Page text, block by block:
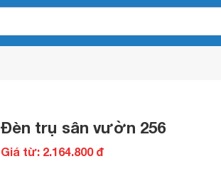
Đèn trụ sân vườn 256
Giá từ: 2.164.800 đ